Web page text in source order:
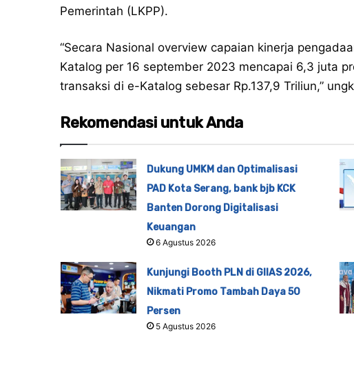
Pemerintah (LKPP).
“Secara Nasional overview capaian kinerja
Katalog per 16 september 2023 mencapai 6,3 juta
transaksi di e-Katalog sebesar Rp.137,9 Triliun,”
Rekomendasi untuk Anda
Dukung UMKM dan Optimalisasi
PAD Kota Serang, bank bjb KCK
Banten Dorong Digitalisasi
Keuangan
6 Agustus 2026
Kunjungi Booth PLN di GIIAS 2026,
Nikmati Promo Tambah Daya 50
Persen
5 Agustus 2026